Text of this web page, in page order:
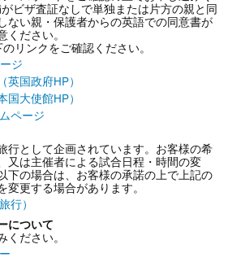
ビザ査証なしで単独または片方の親と同
ない親・保護者からの英語での同意書が
ださい。
リンクをご確認ください。
ジ
英国政府HP）
国大使館HP）
ページ
行として企画されています。お客様の希
又は主催者による試合日程・時間の変
下の場合は、お客様の承諾の上で上記の
更する場合があります。
行）
について
ださい。